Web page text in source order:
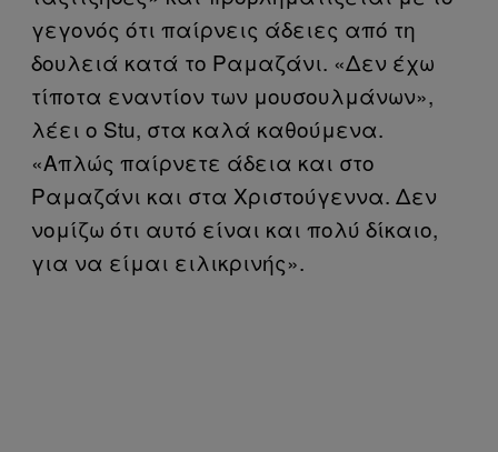
γεγονός ότι παίρνεις άδειες από τη
δουλειά κατά το Ραμαζάνι. «Δεν έχω
τίποτα εναντίον των μουσουλμάνων»,
λέει ο Stu, στα καλά καθούμενα.
«Απλώς παίρνετε άδεια και στο
Ραμαζάνι και στα Χριστούγεννα. Δεν
νομίζω ότι αυτό είναι και πολύ δίκαιο,
για να είμαι ειλικρινής».